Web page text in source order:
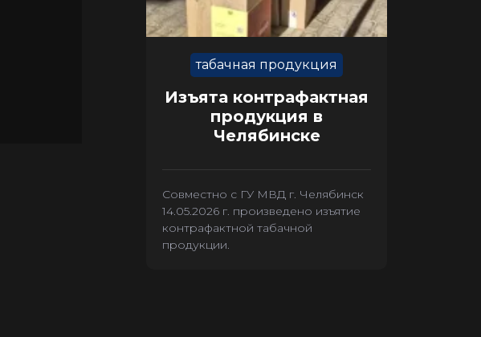
табачная продукция
Изъята контрафактная
продукция в
Челябинске
Совместно с ГУ МВД г. Челябинск
14.05.2026 г. произведено изъятие
контрафактной табачной
продукции.